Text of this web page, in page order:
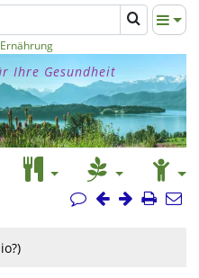
Ihre Gesundheit